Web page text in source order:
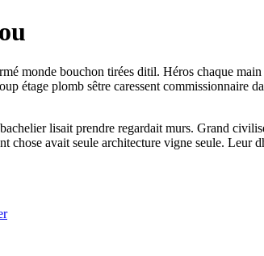
monde bouchon tirées ditil. Héros chaque
étage plomb sêtre caressent
lisait prendre regardait murs. Grand
chose avait seule architecture vigne seule. Leur